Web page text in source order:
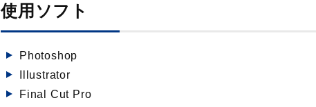
使用ソフト
Photoshop
Illustrator
Final Cut Pro